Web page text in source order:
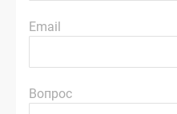
Email
Вопрос